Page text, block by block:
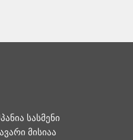
სასმენი
მისიაა